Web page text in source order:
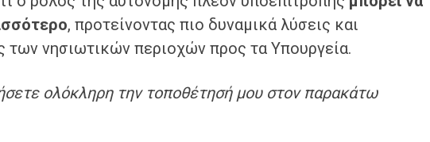
, προτείνοντας πιο δυναμικά λύσεις και
των νησιωτικών περιοχών προς τα Υπουργεία.
ολόκληρη την τοποθέτησή μου στον παρακάτω